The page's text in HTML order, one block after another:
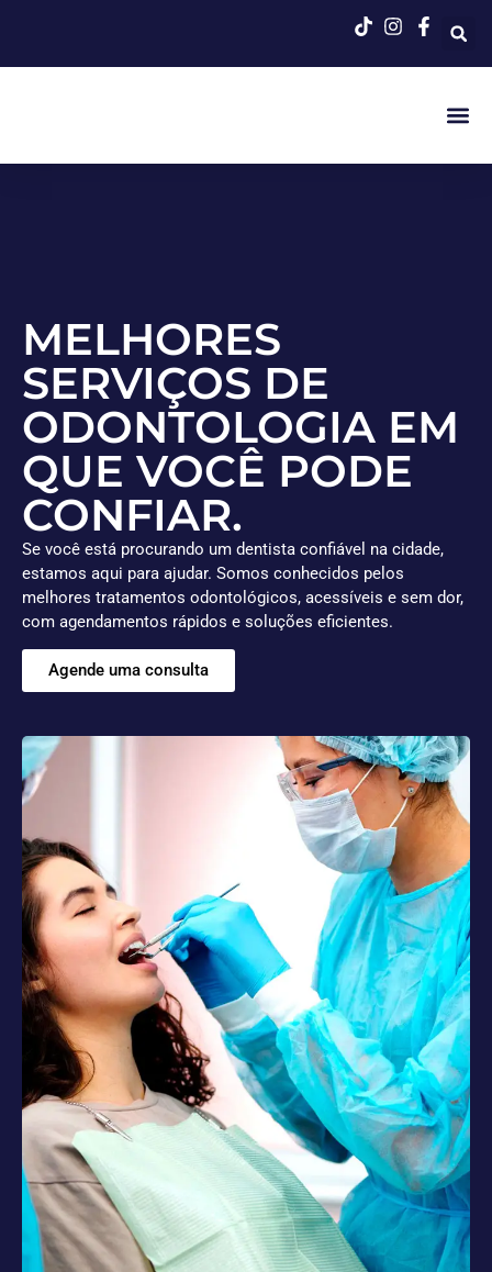
MELHORES
SERVIÇOS DE
ODONTOLOGIA EM
QUE VOCÊ PODE
CONFIAR.
Se você está procurando um dentista confiável na cidade,
estamos aqui para ajudar. Somos conhecidos pelos
melhores tratamentos odontológicos, acessíveis e sem dor,
com agendamentos rápidos e soluções eficientes.
Agende uma consulta